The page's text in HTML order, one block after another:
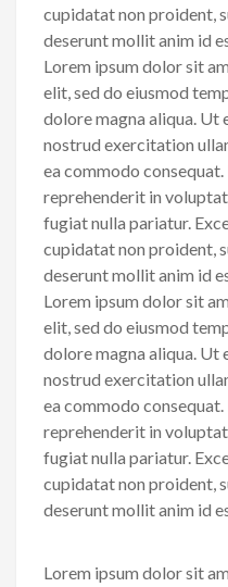
cupidatat non proident,
deserunt mollit anim id
Lorem ipsum dolor sit
elit, sed do eiusmod
dolore magna aliqua. Ut
nostrud exercitation
ea commodo
reprehenderit in
fugiat nulla pariatur.
cupidatat non proident,
deserunt mollit anim id
Lorem ipsum dolor sit
elit, sed do eiusmod
dolore magna aliqua. Ut
nostrud exercitation
ea commodo
reprehenderit in
fugiat nulla pariatur.
cupidatat non proident,
deserunt mollit anim id
Lorem ipsum dolor sit